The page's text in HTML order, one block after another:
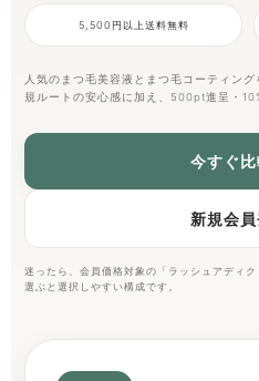
5,500円以上送料無料
人気のまつ毛美容液とまつ毛コーティン
規ルートの安心感に加え、500pt進呈・
今すぐ
新規会
迷ったら、会員価格対象の「ラッシュアディ
選ぶと選択しやすい構成です。